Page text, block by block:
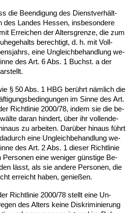
die Be­en­di­gung des Dienst­verhält­
des Lan­des Hes­sen, ins­be­son­de­re
Er­rei­chen der Al­ters­gren­ze, die zum
be­rech­tigt, d. h. mit Voll­
ei­ne Un­gleich­be­hand­lung we­
des Art. 6 Abs. 1 Buchst. a der
§ 50 Abs. 1 HBG berührt nämlich die
im Sin­ne des Art.
Richt­li­nie 2000/78, in­dem sie die be­
dar­an hin­dert, über ihr voll­ende­
zu ar­bei­ten. Darüber hin­aus führt
ei­ne Un­gleich­be­hand­lung we­
des Art. 2 Abs. 1 die­ser Richt­li­nie
Per­so­nen ei­ne we­ni­ger güns­ti­ge Be­
lässt, als sie an­de­re Per­so­nen, die
er­reicht ha­ben, ge­nießen.
Richt­li­nie 2000/78 stellt ei­ne Un­
des Al­ters kei­ne Dis­kri­mi­nie­rung